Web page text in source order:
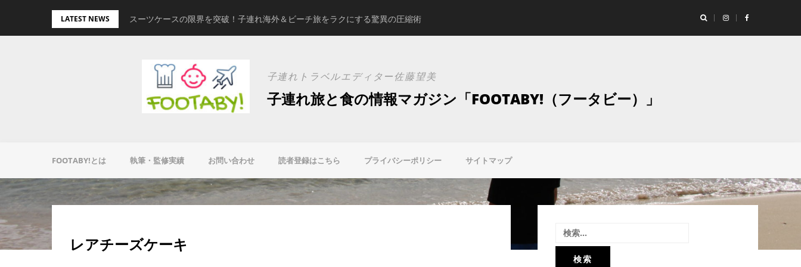
LATEST NEWS
ャリーオンバッグ スーツケースの限界を突破！子連れ海外＆ビーチ旅をラクにする驚異の圧縮術 スタジオアリスの新ブランド「Studio Moaly（スタジオ モアリー）」撮影レポート！
子連れトラベルエディター佐藤望美
子連れ旅と食の情報マガジン「FOOTABY!（フータビー）」
FOOTABY!とは 執筆・監修実績 お問い合わせ 読者登録はこちら プライバシーポリシー サイトマップ
レアチーズケーキ
索: